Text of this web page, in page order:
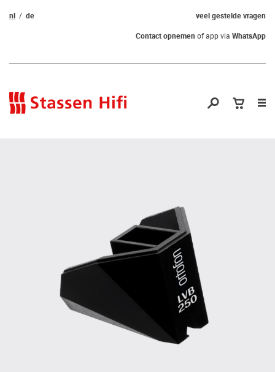
veel gestelde vragen
nl
de
Contact opnemenof app via WhatsApp